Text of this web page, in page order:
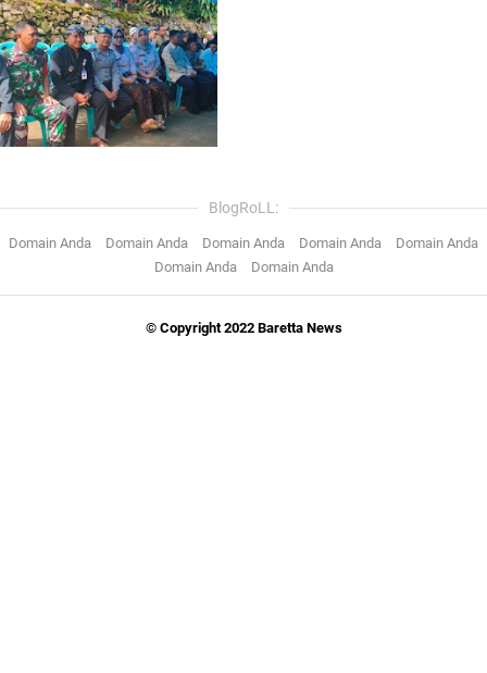
BlogRoLL:
Domain Anda Domain Anda Domain Anda Domain Anda
Domain Anda
Domain Anda
Domain Anda
© Copyright 2022 Baretta News